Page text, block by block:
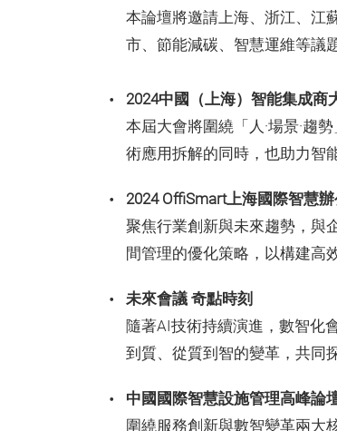
本論壇將邀請上海、浙江、江
市、節能減碳、智慧運維等議
2024中國（上海）智能集成商
本屆大會將圍繞「人·場景·趨
術應用拆解的同時，也助力智
2024 OffiSmart上海國際智慧
聚焦行業創新與未來趨勢，與
間管理的優化策略，以構建高
未來會議 奇點時刻
隨著AI技術持續演進，數智化
到質、從質到智的變革，共同
中國國際智慧設施管理高峰論
圍繞服務創新與數智變革兩大